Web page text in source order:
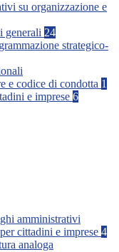
su organizzazione e
generali 24
strategico-
e codice di condotta 1
e imprese 6
amministrativi
cittadini e imprese 4
analoga